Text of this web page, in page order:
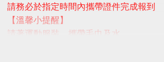
請務必於指定時間內攜帶證件完成報到
【溫馨小提醒】
請著運動服裝、攜帶毛巾及水